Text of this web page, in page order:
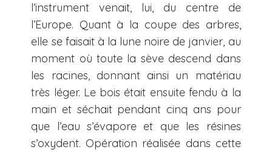
l’instrument venait, lui, du centre de
l’Europe. Quant à la coupe des arbres,
elle se faisait à la lune noire de janvier, au
moment où toute la sève descend dans
les racines, donnant ainsi un matériau
très léger. Le bois était ensuite fendu à la
main et séchait pendant cinq ans pour
que l’eau s’évapore et que les résines
s’oxydent. Opération réalisée dans cette